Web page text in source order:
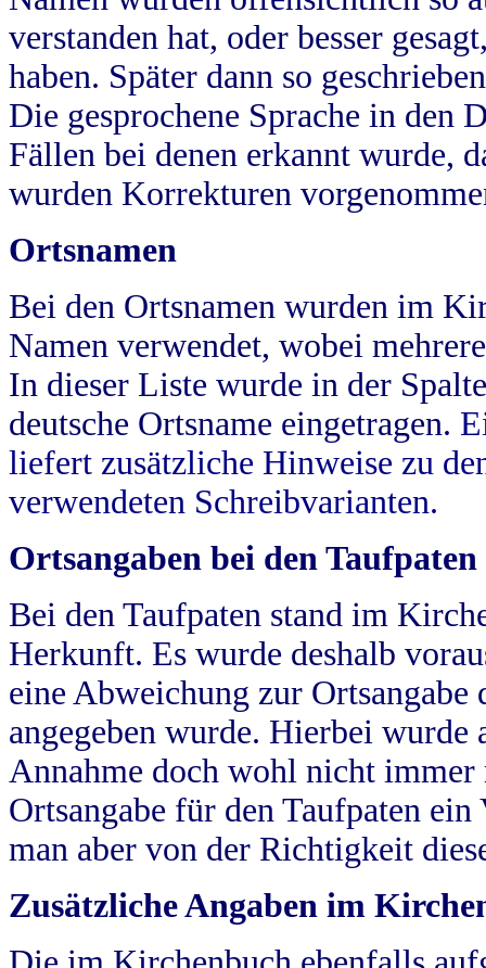
verstanden hat, oder besser
haben. Später dann so
Die gesprochene Sprache in
Fällen bei denen erkannt wurde,
wurden Korrekturen
Ortsnamen
Bei den Ortsnamen wurden im
Namen verwendet, wobei
In dieser Liste wurde in der
deutsche Ortsname eingetragen.
liefert zusätzliche Hinweise zu
verwendeten Schreibvarianten.
Ortsangaben bei den Taufpaten
Bei den Taufpaten stand im
Herkunft. Es wurde deshalb
eine Abweichung zur
angegeben wurde. Hierbei wurde
Annahme doch wohl nicht
Ortsangabe für den Taufpaten
man aber von der Richtigkeit
Zusätzliche Angaben im